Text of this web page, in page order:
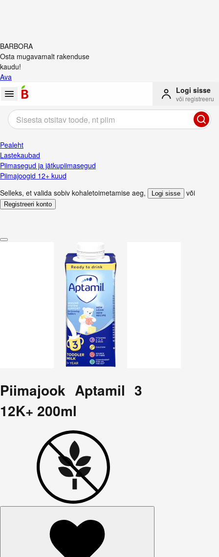
BARBORA
Osta mugavamalt rakenduse
kaudu!
Ava
Logi sisse
või registreeru
Pealeht
Lastekaubad
Piimasegud ja jätkupiimasegud
Piimajoogid 12+ kuud
Selleks, et valida sobiv kohaletoimetamise aeg, Logi sisse või
Registreeri konto
Piimajook Aptamil 3
12K+ 200ml